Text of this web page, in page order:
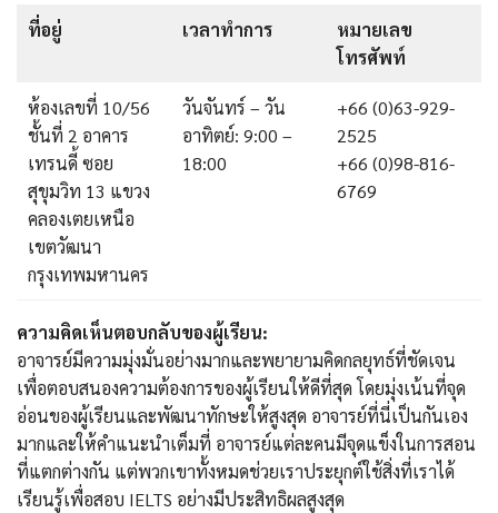
ที่อยู่ เวลาทำการ
หมายเลข
โทรศัพท์
ห้องเลขที่ 10/56
ชั้นที่ 2 อาคาร
เทรนดี้ ซอย
สุขุมวิท 13 แขวง
คลองเตยเหนือ
เขตวัฒนา
กรุงเทพมหานคร
วันจันทร์ – วัน
อาทิตย์: 9:00 –
18:00
+66 (0)63-929-
2525
+66 (0)98-816-
6769
ความคิดเห็นตอบกลับของผู้เรียน:
อาจารย์มีความมุ่งมั่นอย่างมากและพยายามคิดกลยุทธ์ที่ชัดเจน
เพื่อตอบสนองความต้องการของผู้เรียนให้ดีที่สุด โดยมุ่งเน้นที่จุด
อ่อนของผู้เรียนและพัฒนาทักษะให้สูงสุด อาจารย์ที่นี่เป็นกันเอง
มากและให้คำแนะนำเต็มที่ อาจารย์แต่ละคนมีจุดแข็งในการสอน
ที่แตกต่างกัน แต่พวกเขาทั้งหมดช่วยเราประยุกต์ใช้สิ่งที่เราได้
เรียนรู้เพื่อสอบ IELTS อย่างมีประสิทธิผลสูงสุด